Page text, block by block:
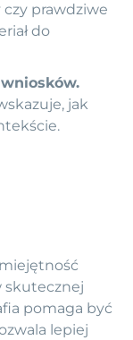
czy prawdziwe
do
jak
skutecznej
pomaga być
lepiej